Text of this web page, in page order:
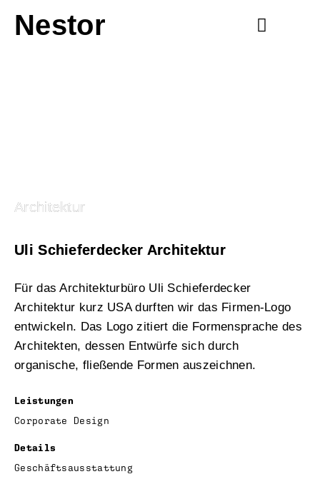
Nestor
Architektur
Uli Schieferdecker Architektur
Für das Architekturbüro Uli Schieferdecker
Architektur kurz USA durften wir das Firmen-Logo
entwickeln. Das Logo zitiert die Formensprache des
Architekten, dessen Entwürfe sich durch
organische, fließende Formen auszeichnen.
Leistungen
Corporate Design
Details
Geschäftsausstattung